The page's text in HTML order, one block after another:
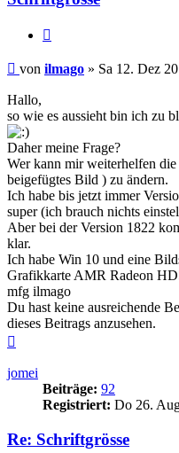
Beitrag
von ilmago » Sa 12. Dez
Hallo,
so wie es aussieht bin ich zu
Daher meine Frage?
Wer kann mir weiterhelfen
beigefügtes Bild ) zu ändern.
Ich habe bis jetzt immer
super (ich brauch nichts
Aber bei der Version 1822
klar.
Ich habe Win 10 und eine
Grafikkarte AMR Radeon
mfg ilmago
Du hast keine ausreichende
dieses Beitrags anzusehen.
jomei
Beiträge: 92
Registriert: Do 26.
Re: Schriftgrösse